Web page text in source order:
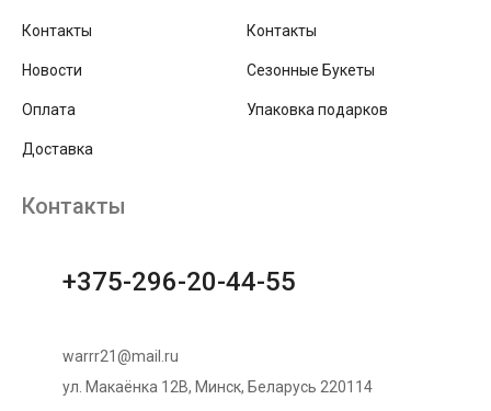
Контакты
Новости
Оплата
Доставка
Контакты
Сезонные Букеты
Упаковка подарков
Контакты
+375-296-20-44-55
warrr21@mail.ru
ул. Макаёнка 12В, Минск, Беларусь 220114